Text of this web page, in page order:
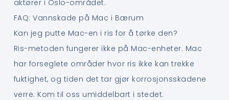
aktører i Oslo-området.
FAQ: Vannskade på Mac i Bærum
Kan jeg putte Mac-en i ris for å tørke den?
Ris-metoden fungerer ikke på Mac-enheter. Mac
har forseglete områder hvor ris ikke kan trekke
fuktighet, og tiden det tar gjør korrosjonsskadene
verre. Kom til oss umiddelbart i stedet.